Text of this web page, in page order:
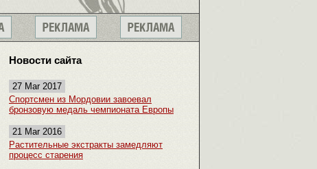
Новости сайта
27 Mar 2017
Спортсмен из Мордовии завоевал
бронзовую медаль чемпионата Европы
21 Mar 2016
Растительные экстракты замедляют
процесс старения